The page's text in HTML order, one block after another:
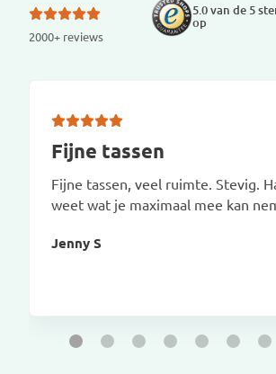
2000+ reviews
5.0 van de 5
op
Fijne tassen
Fijne tassen, veel ruimte. Stevig.
weet wat je maximaal mee kan
Jenny S